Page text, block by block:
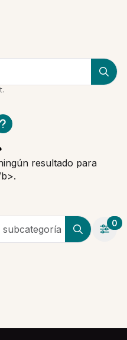
resultado para
0